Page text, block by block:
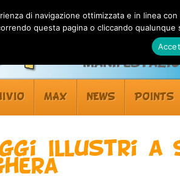
MAX NEWS POINTS
Illustri a
di navigazione ottimizzata e in linea
questa pagina o cliccando